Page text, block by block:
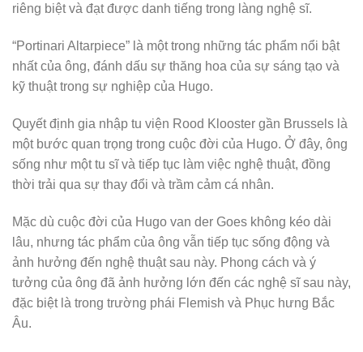
riêng biệt và đạt được danh tiếng trong làng nghệ sĩ.
“Portinari Altarpiece” là một trong những tác phẩm nổi bật
nhất của ông, đánh dấu sự thăng hoa của sự sáng tạo và
kỹ thuật trong sự nghiệp của Hugo.
Quyết định gia nhập tu viện Rood Klooster gần Brussels là
một bước quan trọng trong cuộc đời của Hugo. Ở đây, ông
sống như một tu sĩ và tiếp tục làm việc nghệ thuật, đồng
thời trải qua sự thay đổi và trầm cảm cá nhân.
Mặc dù cuộc đời của Hugo van der Goes không kéo dài
lâu, nhưng tác phẩm của ông vẫn tiếp tục sống động và
ảnh hưởng đến nghệ thuật sau này. Phong cách và ý
tưởng của ông đã ảnh hưởng lớn đến các nghệ sĩ sau này,
đặc biệt là trong trường phái Flemish và Phục hưng Bắc
Âu.